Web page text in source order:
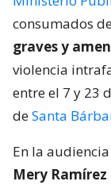
consumados
graves y
violencia
entre el 7 y 23
deSanta
En la
Mery